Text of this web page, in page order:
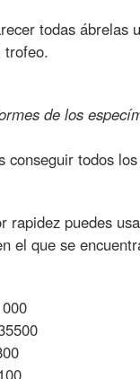
todas ábrelas
trofeo.
de los
conseguir todos
rapidez puedes
el que se